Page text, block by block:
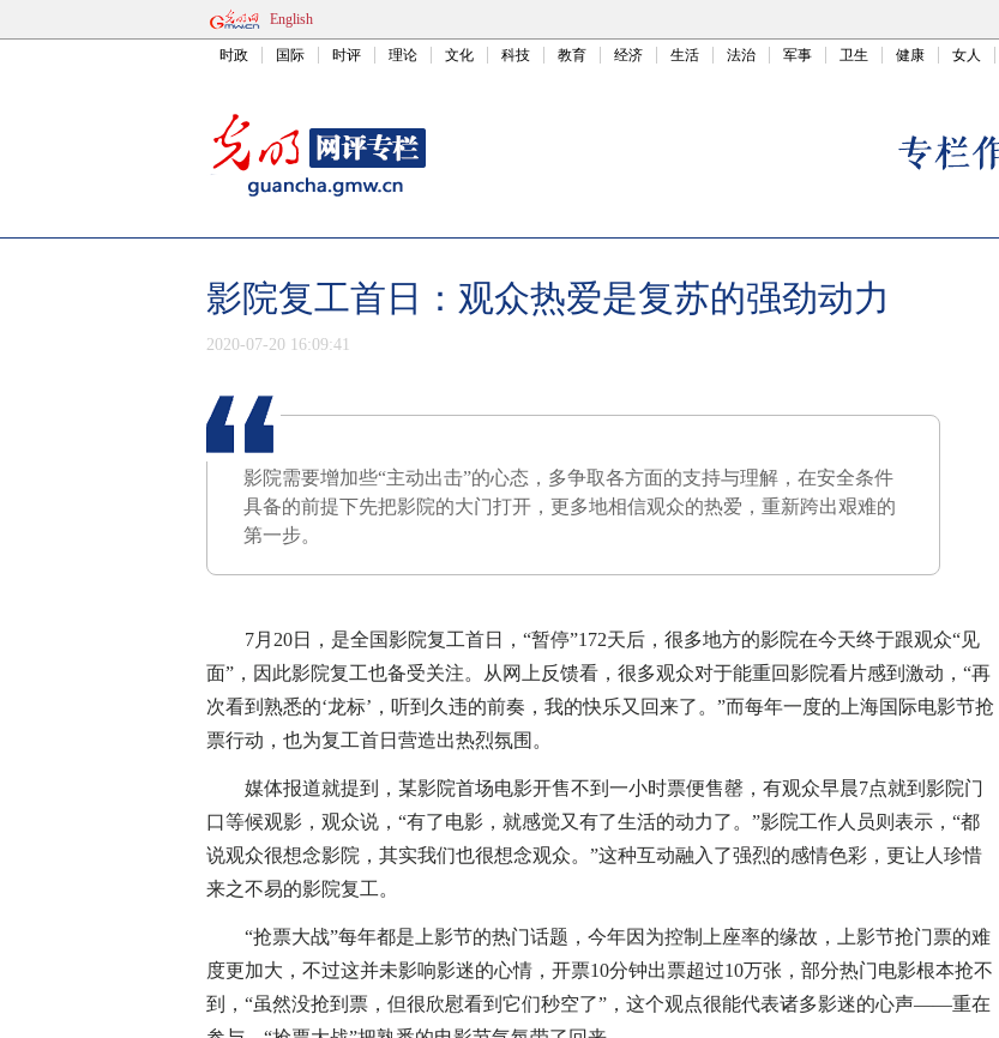
English
时政 国际 时评 理论 文化 科技 教育 经济 生活 法治 军事 卫生 健康 女人
影院复工首日：观众热爱是复苏的强劲动力
2020-07-20 16:09:41
影院需要增加些“主动出击”的心态，多争取各方面的支持与理解，在安全条件
具备的前提下先把影院的大门打开，更多地相信观众的热爱，重新跨出艰难的
第一步。
7月20日，是全国影院复工首日，“暂停”172天后，很多地方的影院在今天终于跟观众“见
面”，因此影院复工也备受关注。从网上反馈看，很多观众对于能重回影院看片感到激动，“再
次看到熟悉的‘龙标’，听到久违的前奏，我的快乐又回来了。”而每年一度的上海国际电影节抢
票行动，也为复工首日营造出热烈氛围。
媒体报道就提到，某影院首场电影开售不到一小时票便售罄，有观众早晨7点就到影院门
口等候观影，观众说，“有了电影，就感觉又有了生活的动力了。”影院工作人员则表示，“都
说观众很想念影院，其实我们也很想念观众。”这种互动融入了强烈的感情色彩，更让人珍惜
来之不易的影院复工。
“抢票大战”每年都是上影节的热门话题，今年因为控制上座率的缘故，上影节抢门票的难
度更加大，不过这并未影响影迷的心情，开票10分钟出票超过10万张，部分热门电影根本抢不
到，“虽然没抢到票，但很欣慰看到它们秒空了”，这个观点很能代表诸多影迷的心声——重在